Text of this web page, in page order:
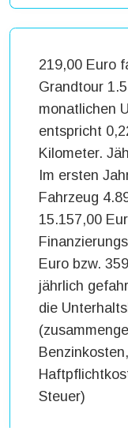
219,00 Euro
Grandtour
monatlichen
entspricht
Kilometer.
Im ersten
Fahrzeug
15.157,00
Euro bzw.
jährlich
die
Steuer)